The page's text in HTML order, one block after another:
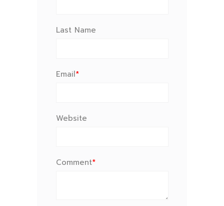
Last Name
Email*
Website
Comment*